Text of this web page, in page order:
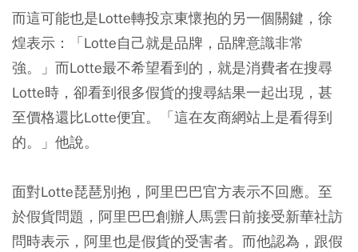
而這可能也是Lotte轉投京東懷抱的另一個關鍵，徐
煌表示：「Lotte自己就是品牌，品牌意識非常
強。」而Lotte最不希望看到的，就是消費者在搜尋
Lotte時，卻看到很多假貨的搜尋結果一起出現，甚
至價格還比Lotte便宜。「這在友商網站上是看得到
的。」他說。
面對Lotte琵琶別抱，阿里巴巴官方表示不回應。至
於假貨問題，阿里巴巴創辦人馬雲日前接受新華社訪
問時表示，阿里也是假貨的受害者。而他認為，跟假